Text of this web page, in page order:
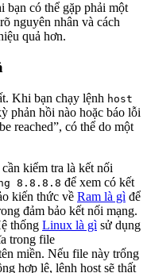
bạn có thể gặp phải một
nguyên nhân và cách
quả hơn.
Khi bạn chạy lệnh host
phản hồi nào hoặc báo lỗi
reached”, có thể do một
kiểm tra là kết nối
8.8.8.8 để xem có kết
kiến thức về Ram là gì để
đảm bảo kết nối mạng.
thống Linux là gì sử dụng
trong file
miền. Nếu file này trống
hợp lệ, lệnh host sẽ thất